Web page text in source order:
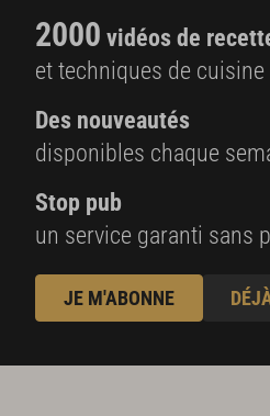
5 cl d’huile d’olive
1 gousse d’ail pelée, dégermée et émincée
2000 vidéos de
et techniques de
Des nouveautés
disponibles chaque
Stop pub
un service garanti sans
JE M'ABONNE